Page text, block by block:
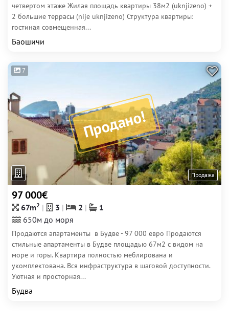
четвертом этаже Жилая площадь квартиры 38м2 (uknjizeno) +
2 большие террасы (nije uknjizeno) Структура квартиры:
гостиная совмещенная...
Баошичи
Продано!
7
Продажа
97 000€
67m2 3 2
1
650м до моря
Продаются апартаменты в Будве - 97 000 евро Продаются
стильные апартаменты в Будве площадью 67м2 с видом на
море и горы. Квартира полностью меблирована и
укомплектована. Вся инфраструктура в шаговой доступности.
Уютная и просторная...
Будва